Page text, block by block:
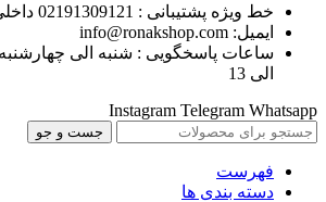
خط ویژه پشتیبانی : 02191309121 داخلی 4
ایمیل: info@ronakshop.com
الی 13
Instagram Telegram Whatsapp
جست و جو
فهرست
دسته بندی ها